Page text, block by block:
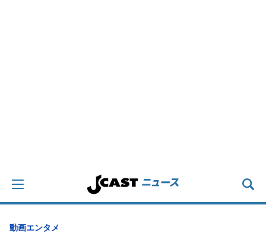
動画エンタメ